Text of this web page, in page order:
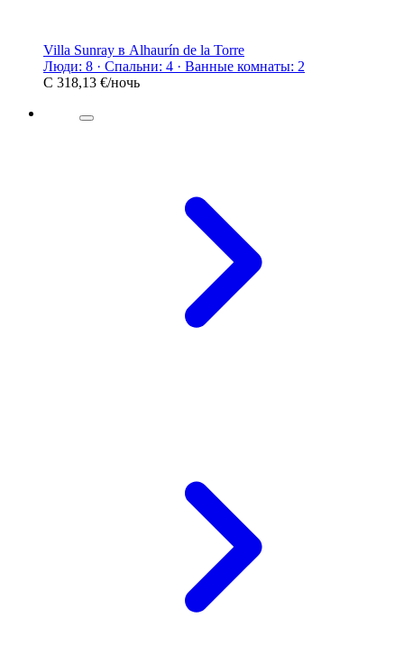
Villa Sunray в Alhaurín de la Torre
Люди: 8 · Спальни: 4 · Ванные комнаты: 2
С 318,13 €/ночь